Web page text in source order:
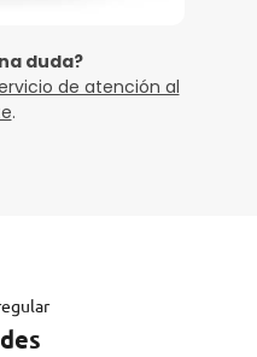
duda?
de atención al
.